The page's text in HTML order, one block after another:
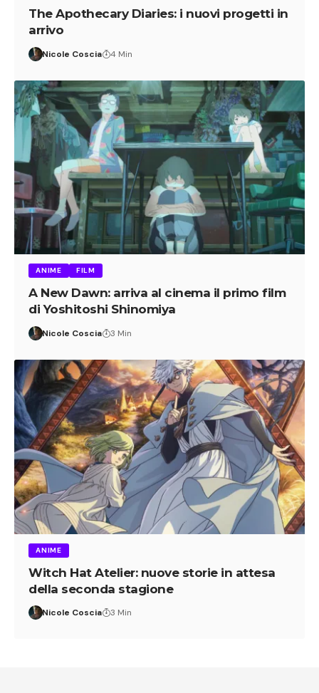
The Apothecary Diaries: i nuovi progetti in
arrivo
Nicole Coscia 4 Min
ANIME FILM
A New Dawn: arriva al cinema il primo film
di Yoshitoshi Shinomiya
Nicole Coscia 3 Min
ANIME
Witch Hat Atelier: nuove storie in attesa
della seconda stagione
Nicole Coscia 3 Min